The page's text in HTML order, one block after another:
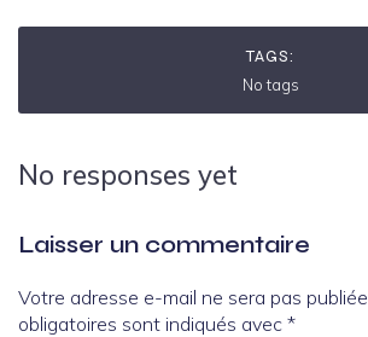
TAGS:
No tags
No responses yet
Laisser un commentaire
Votre adresse e-mail ne sera pas publiée.
obligatoires sont indiqués avec *